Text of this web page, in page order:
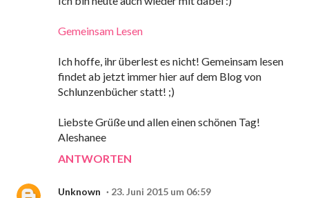
Gemeinsam Lesen
Ich hoffe, ihr überlest es nicht! Gemeinsam lesen
findet ab jetzt immer hier auf dem Blog von
Schlunzenbücher statt! ;)
Liebste Grüße und allen einen schönen Tag!
Aleshanee
ANTWORTEN
Unknown 23. Juni 2015 um 06:59